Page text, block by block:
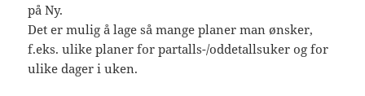
på Ny.
Det er mulig å lage så mange planer man ønsker,
f.eks. ulike planer for partalls-/oddetallsuker og for
ulike dager i uken.